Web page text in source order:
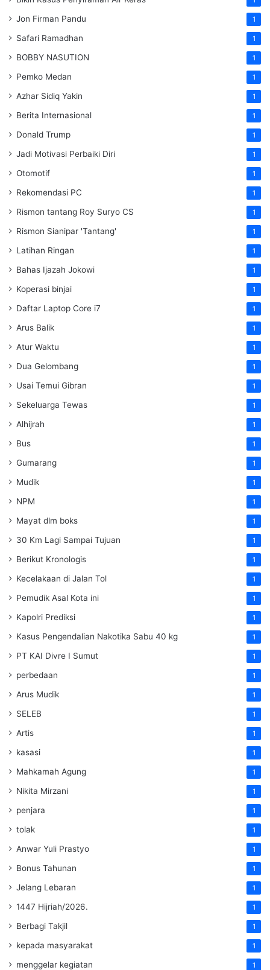
Jon Firman Pandu 1
Safari Ramadhan 1
BOBBY NASUTION 1
Pemko Medan 1
Azhar Sidiq Yakin 1
Berita Internasional 1
Donald Trump 1
Jadi Motivasi Perbaiki Diri 1
Otomotif 1
Rekomendasi PC 1
Rismon tantang Roy Suryo CS 1
Rismon Sianipar 'Tantang' 1
Latihan Ringan 1
Bahas Ijazah Jokowi 1
Koperasi binjai 1
Daftar Laptop Core i7 1
Arus Balik 1
Atur Waktu 1
Dua Gelombang 1
Usai Temui Gibran 1
Sekeluarga Tewas 1
Alhijrah 1
Bus 1
Gumarang 1
Mudik 1
NPM 1
Mayat dlm boks 1
30 Km Lagi Sampai Tujuan 1
Berikut Kronologis 1
Kecelakaan di Jalan Tol 1
Pemudik Asal Kota ini 1
Kapolri Prediksi 1
Kasus Pengendalian Nakotika Sabu 40 kg 1
PT KAI Divre I Sumut 1
perbedaan 1
Arus Mudik 1
SELEB 1
Artis 1
kasasi 1
Mahkamah Agung 1
Nikita Mirzani 1
penjara 1
tolak 1
Anwar Yuli Prastyo 1
Bonus Tahunan 1
Jelang Lebaran 1
1447 Hijriah/2026. 1
Berbagi Takjil 1
kepada masyarakat 1
menggelar kegiatan 1